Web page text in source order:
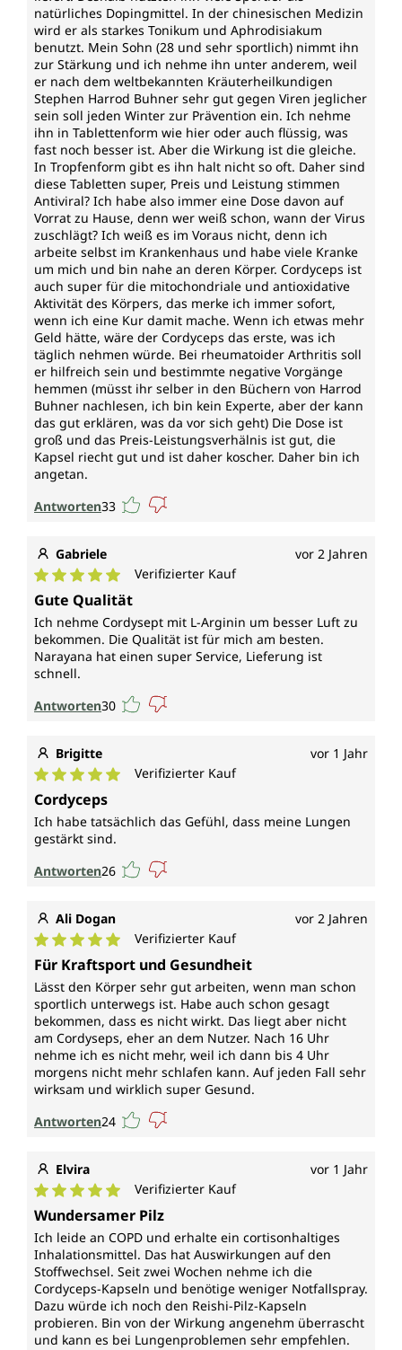
natürliches Dopingmittel. In der chinesischen Medizin
wird er als starkes Tonikum und Aphrodisiakum
benutzt. Mein Sohn (28 und sehr sportlich) nimmt ihn
zur Stärkung und ich nehme ihn unter anderem, weil
er nach dem weltbekannten Kräuterheilkundigen
Stephen Harrod Buhner sehr gut gegen Viren jeglicher
sein soll jeden Winter zur Prävention ein. Ich nehme
ihn in Tablettenform wie hier oder auch flüssig, was
fast noch besser ist. Aber die Wirkung ist die gleiche.
In Tropfenform gibt es ihn halt nicht so oft. Daher sind
diese Tabletten super, Preis und Leistung stimmen
Antiviral? Ich habe also immer eine Dose davon auf
Vorrat zu Hause, denn wer weiß schon, wann der Virus
zuschlägt? Ich weiß es im Voraus nicht, denn ich
arbeite selbst im Krankenhaus und habe viele Kranke
um mich und bin nahe an deren Körper. Cordyceps ist
auch super für die mitochondriale und antioxidative
Aktivität des Körpers, das merke ich immer sofort,
wenn ich eine Kur damit mache. Wenn ich etwas mehr
Geld hätte, wäre der Cordyceps das erste, was ich
täglich nehmen würde. Bei rheumatoider Arthritis soll
er hilfreich sein und bestimmte negative Vorgänge
hemmen (müsst ihr selber in den Büchern von Harrod
Buhner nachlesen, ich bin kein Experte, aber der kann
das gut erklären, was da vor sich geht) Die Dose ist
groß und das Preis-Leistungsverhälnis ist gut, die
Kapsel riecht gut und ist daher koscher. Daher bin ich
angetan.
Antworten33
Gabriele vor 2 Jahren
Durchschnittliche Bewertung von 5 von 5 Sternen
Verifizierter Kauf
Gute Qualität
Ich nehme Cordysept mit L-Arginin um besser Luft zu
bekommen. Die Qualität ist für mich am besten.
Narayana hat einen super Service, Lieferung ist
schnell.
Antworten30
Brigitte vor 1 Jahr
Durchschnittliche Bewertung von 5 von 5 Sternen
Verifizierter Kauf
Cordyceps
Ich habe tatsächlich das Gefühl, dass meine Lungen
gestärkt sind.
Antworten26
Ali Dogan vor 2 Jahren
Durchschnittliche Bewertung von 5 von 5 Sternen
Verifizierter Kauf
Für Kraftsport und Gesundheit
Lässt den Körper sehr gut arbeiten, wenn man schon
sportlich unterwegs ist. Habe auch schon gesagt
bekommen, dass es nicht wirkt. Das liegt aber nicht
am Cordyseps, eher an dem Nutzer. Nach 16 Uhr
nehme ich es nicht mehr, weil ich dann bis 4 Uhr
morgens nicht mehr schlafen kann. Auf jeden Fall sehr
wirksam und wirklich super Gesund.
Antworten24
Elvira vor 1 Jahr
Durchschnittliche Bewertung von 5 von 5 Sternen
Verifizierter Kauf
Wundersamer Pilz
Ich leide an COPD und erhalte ein cortisonhaltiges
Inhalationsmittel. Das hat Auswirkungen auf den
Stoffwechsel. Seit zwei Wochen nehme ich die
Cordyceps-Kapseln und benötige weniger Notfallspray.
Dazu würde ich noch den Reishi-Pilz-Kapseln
probieren. Bin von der Wirkung angenehm überrascht
und kann es bei Lungenproblemen sehr empfehlen.